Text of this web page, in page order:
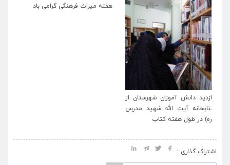
هفته میراث فرهنگی گرامی باد
اشتراک گذاری :